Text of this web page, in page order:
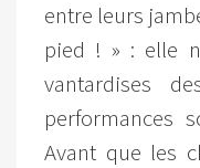
entre leurs
pied ! » : elle
vantardises
performances
Avant que les